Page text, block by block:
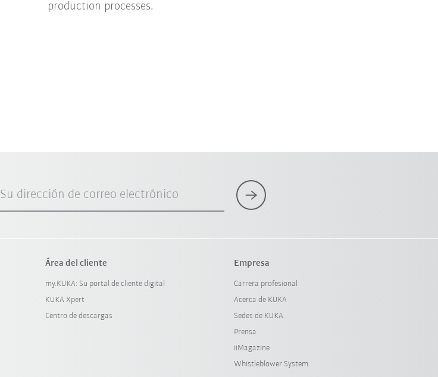
production processes.
Su dirección de correo electrónico
Área del cliente
my.KUKA: Su portal de cliente digital
KUKA Xpert
Centro de descargas
Empresa
Carrera profesional
Acerca de KUKA
Sedes de KUKA
Prensa
iiMagazine
Whistleblower System